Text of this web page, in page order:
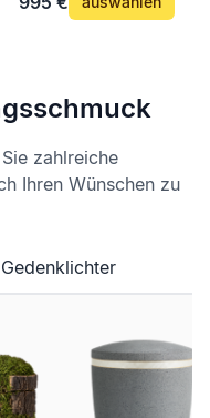
zahlreiche
Ihren Wünschen zu
Gedenklichter